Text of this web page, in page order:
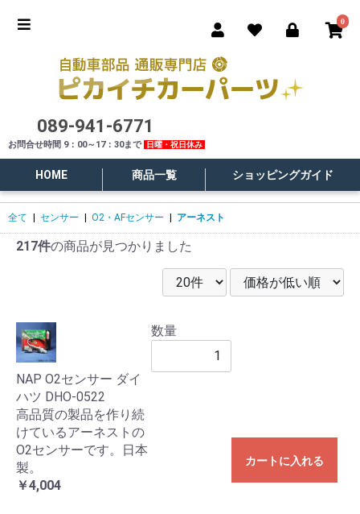
0
089-941-6771
お問合せ時間 9：00～17：30まで 日曜・祝日休み
HOME 商品一覧 ショッピングガイド
全て | センサー | O2・AFセンサー | アーネスト
217件の商品が見つかりました
NAP O2センサー ダイ
ハツ DHO-0522
高品質の製品を作り続
けているアーネストの
O2センサーです。日本
製。
￥4,004
数量
カートに入れる